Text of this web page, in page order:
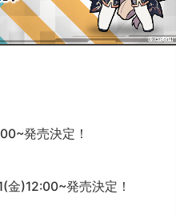
発売決定！
金)12:00~発売決定！